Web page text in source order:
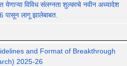
येणाऱ्या विविध संलग्नता शुल्काचे नवीन अध्यादेश
लागू झालेबाबत.
and Format of Breakthrough
2025-26